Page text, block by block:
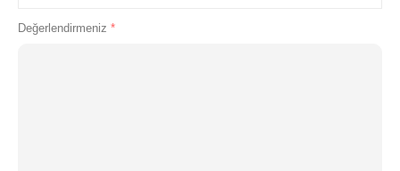
Değerlendirmeniz *